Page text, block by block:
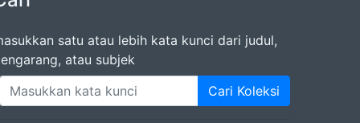
satu atau lebih kata kunci dari judul,
atau subjek
Cari Koleksi